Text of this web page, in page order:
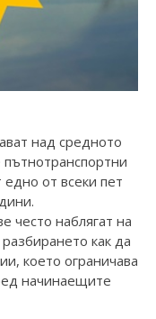
над средното
от всеки пет
често наблягат на
как да
което ограничава
начинаещите